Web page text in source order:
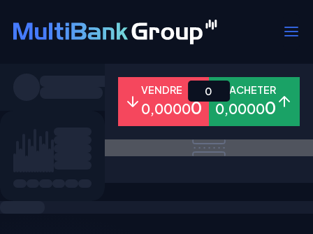
Tous Forex Métaux Actions
VENDRE
0,00000
ACHETER
0,00000
0